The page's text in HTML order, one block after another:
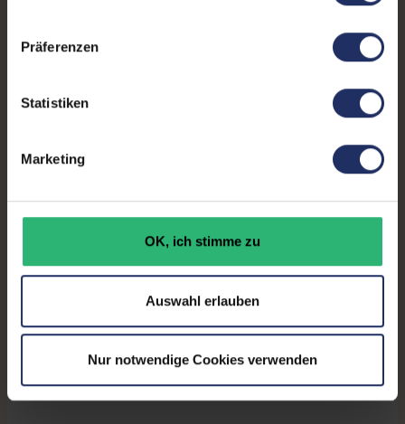
Präferenzen
Statistiken
Marketing
OK, ich stimme zu
Auswahl erlauben
Nur notwendige Cookies verwenden
Fingerprintreader:
Datenspeicher:
GHz
Maße (LxBxH): 359 x 236 x 22 mm
Gewicht: 1,8 kg